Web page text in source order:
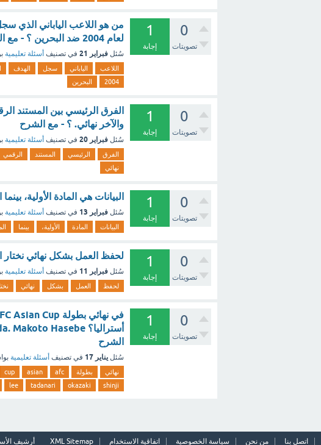
0
تصويتات
1
إجابة
لعام 2004 ضد البحرين ؟ - مع الشرح
سُئل فبراير 21 في تصنيف أسئلة تعليمية
اللاعب الياباني سجل الهدف
2004
البحرين
0
تصويتات
1
إجابة
الفرق الرئيسي بين المستند
والآخر نهائي. ؟ - مع الشرح
سُئل فبراير 20 في تصنيف أسئلة تعليمية
الفرق الرئيسي المستند الرقمي
نهائي
0
تصويتات
1
إجابة
البيانات هي المادة الأولية،
سُئل فبراير 13 في تصنيف أسئلة تعليمية
البيانات المادة الأولية، بينما
0
تصويتات
1
إجابة
لحفظ العمل بشكل نهائي نختار
سُئل فبراير 11 في تصنيف أسئلة تعليمية
لحفظ العمل بشكل نهائي
0
تصويتات
1
إجابة
الشرح
سُئل يناير 17 في تصنيف أسئلة تعليمية
نهائي بطولة afc
asian
cup
shinji
okazaki
tadanari
lee
اتصل بنا من نحن سياسة الخصوصية اتفاقية الاستخدام XML Sitemap أرشيف